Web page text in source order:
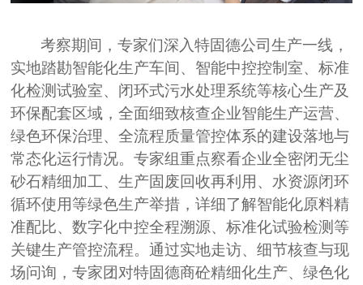
考察期间，专家们深入特固德公司生产一线，
实地踏勘智能化生产车间、智能中控控制室、标准
化检测试验室、闭环式污水处理系统等核心生产及
环保配套区域，全面细致核查企业智能生产运营、
绿色环保治理、全流程质量管控体系的建设落地与
常态化运行情况。专家组重点察看企业全密闭无尘
砂石精细加工、生产固废回收再利用、水资源闭环
循环使用等绿色生产举措，详细了解智能化原料精
准配比、数字化中控全程溯源、标准化试验检测等
关键生产管控流程。通过实地走访、细节核查与现
场问询，专家团对特固德商砼精细化生产、绿色化